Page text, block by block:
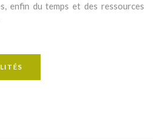
enfin du temps et des ressources